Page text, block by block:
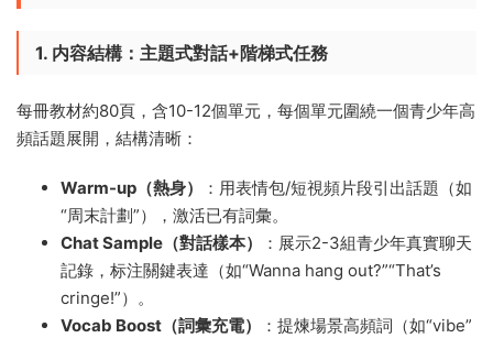
1. 内容結構：主題式對話+階梯式任務
每冊教材約80頁，含10-12個單元，每個單元圍繞一個青少年高
頻話題展開，結構清晰：
Warm-up（熱身）
：用表情包/短視頻片段引出話題（如
“周末計劃”），激活已有詞彙。
Chat Sample（對話樣本）
：展示2-3組青少年真實聊天
記錄，标注關鍵表達（如“Wanna hang out?”“That’s
cringe!”）。
Vocab Boost（詞彙充電）
：提煉場景高頻詞（如“vibe”